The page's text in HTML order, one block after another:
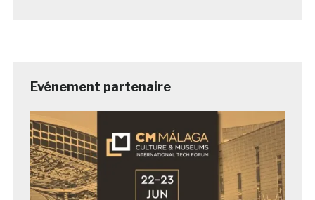
Evénement partenaire